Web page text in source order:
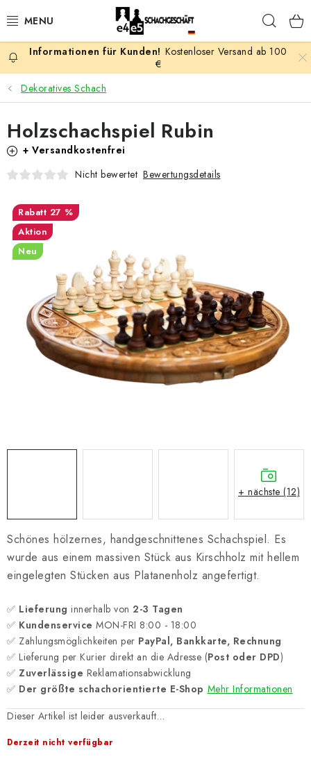
Inhalt
AKTION
SCHACHSPIELE
SCHACHFIGUREN
SCHACHBRETTER
SCHACHUHREN
SCHACHBÜCHER
SCHACH-ANTIQUITÄTENLADEN
SCHACH ONLINE
SCHACH-MERCH
SCHACH GESCHENKE
Geschäftsbedingungen
Kostenloser Versand ab 100
€
Dekoratives Schach
Schönes hölzernes, handgeschnittenes Schachspiel. Es
wurde aus einem massiven Stück aus Kirschholz mit hellem
eingelegten Stücken aus Platanenholz angefertigt.
✅ Lieferung innerhalb von 2-3 Tagen
✅ Kundenservice MON-FRI 8:00 - 18:00
✅ Zahlungsmöglichkeiten per PayPal, Bankkarte, Rechnung
✅ Lieferung per Kurier direkt an die Adresse (Post oder DPD)
✅ Zuverlässige Reklamationsabwicklung
✅ Der größte schachorientierte E-Shop Mehr Informationen
Dieser Artikel ist leider ausverkauft…
Derzeit nicht verfügbar
Holzschachspiel Rubin
+ Versandkostenfrei
Nicht bewertet Bewertungsdetails
27 %
Aktion
Neu
+ nächste (12)